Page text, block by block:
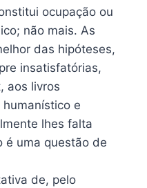
ocupação ou
não mais. As
das hipóteses,
insatisfatórias,
aos livros
e
lhes falta
é uma questão de
de, pelo